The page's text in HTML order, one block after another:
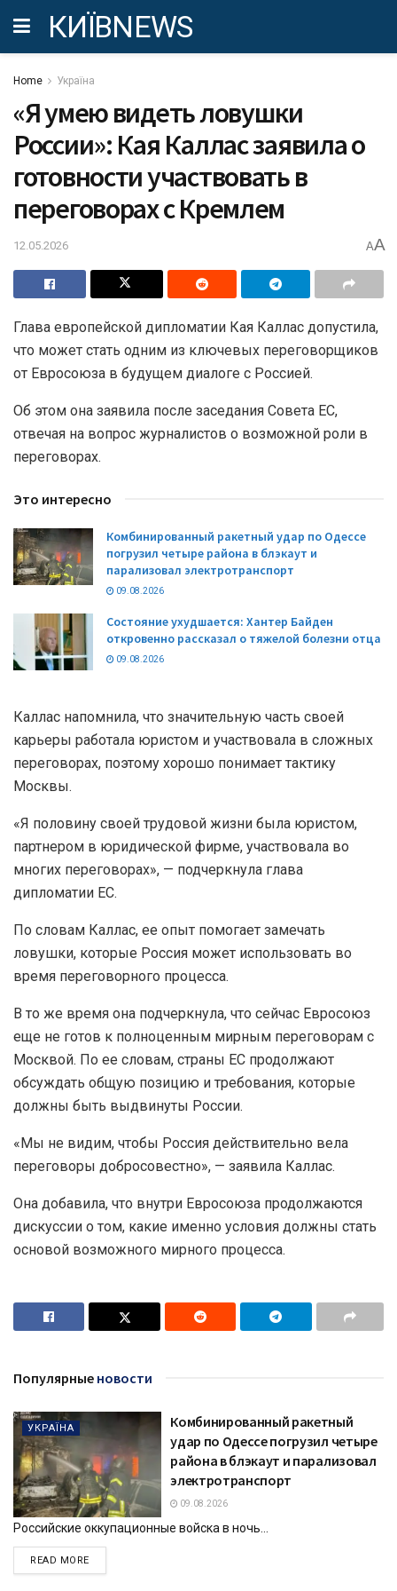
КИЇВNEWS
Home Україна
«Я умею видеть ловушки
России»: Кая Каллас заявила о
готовности участвовать в
переговорах с Кремлем
12.05.2026 AA
Глава европейской дипломатии Кая Каллас допустила,
что может стать одним из ключевых переговорщиков
от Евросоюза в будущем диалоге с Россией.
Об этом она заявила после заседания Совета ЕС,
отвечая на вопрос журналистов о возможной роли в
переговорах.
Это интересно
Комбинированный ракетный удар по Одессе
погрузил четыре района в блэкаут и
парализовал электротранспорт
09.08.2026
Состояние ухудшается: Хантер Байден
откровенно рассказал о тяжелой болезни отца
09.08.2026
Каллас напомнила, что значительную часть своей
карьеры работала юристом и участвовала в сложных
переговорах, поэтому хорошо понимает тактику
Москвы.
«Я половину своей трудовой жизни была юристом,
партнером в юридической фирме, участвовала во
многих переговорах», — подчеркнула глава
дипломатии ЕС.
По словам Каллас, ее опыт помогает замечать
ловушки, которые Россия может использовать во
время переговорного процесса.
В то же время она подчеркнула, что сейчас Евросоюз
еще не готов к полноценным мирным переговорам с
Москвой. По ее словам, страны ЕС продолжают
обсуждать общую позицию и требования, которые
должны быть выдвинуты России.
«Мы не видим, чтобы Россия действительно вела
переговоры добросовестно», — заявила Каллас.
Она добавила, что внутри Евросоюза продолжаются
дискуссии о том, какие именно условия должны стать
основой возможного мирного процесса.
Популярные новости
УКРАЇНА
Комбинированный ракетный
удар по Одессе погрузил четыре
района в блэкаут и парализовал
электротранспорт
09.08.2026
Российские оккупационные войска в ночь...
READ MOREDETAILS